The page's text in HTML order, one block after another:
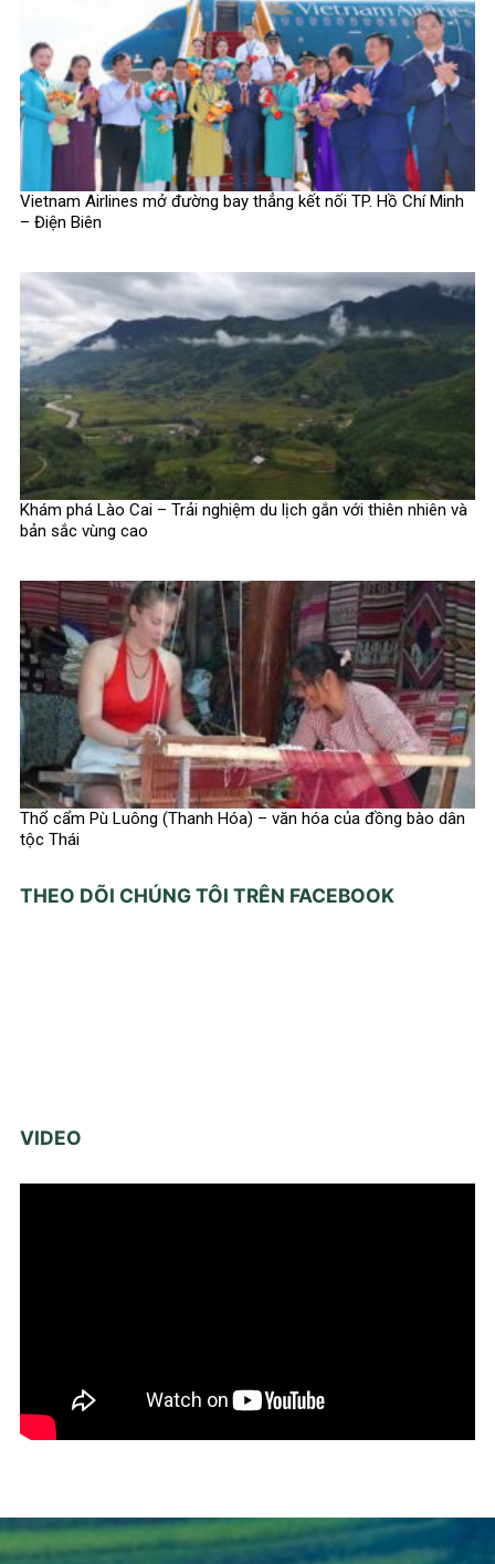
Vietnam Airlines mở đường bay thẳng kết nối TP. Hồ Chí Minh
– Điện Biên
Khám phá Lào Cai – Trải nghiệm du lịch gắn với thiên nhiên và
bản sắc vùng cao
Thổ cẩm Pù Luông (Thanh Hóa) – văn hóa của đồng bào dân
tộc Thái
THEO DÕI CHÚNG TÔI TRÊN FACEBOOK
VIDEO